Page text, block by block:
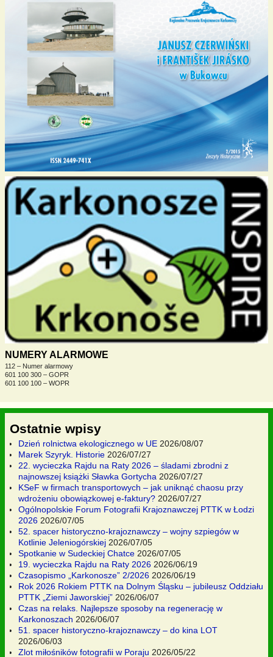
NUMERY ALARMOWE
112 – Numer alarmowy
601 100 300 – GOPR
601 100 100 – WOPR
Ostatnie wpisy
Dzień rolnictwa ekologicznego w UE 2026/08/07
Marek Szyryk. Historie 2026/07/27
22. wycieczka Rajdu na Raty 2026 – śladami zbrodni z
najnowszej książki Sławka Gortycha 2026/07/27
KSeF w firmach transportowych – jak uniknąć chaosu przy
wdrożeniu obowiązkowej e-faktury? 2026/07/27
Ogólnopolskie Forum Fotografii Krajoznawczej PTTK w Łodzi
2026 2026/07/05
52. spacer historyczno-krajoznawczy – wojny szpiegów w
Kotlinie Jeleniogórskiej 2026/07/05
Spotkanie w Sudeckiej Chatce 2026/07/05
19. wycieczka Rajdu na Raty 2026 2026/06/19
Czasopismo „Karkonosze” 2/2026 2026/06/19
Rok 2026 Rokiem PTTK na Dolnym Śląsku – jubileusz Oddziału
PTTK „Ziemi Jaworskiej” 2026/06/07
Czas na relaks. Najlepsze sposoby na regenerację w
Karkonoszach 2026/06/07
51. spacer historyczno-krajoznawczy – do kina LOT
2026/06/03
Zlot miłośników fotografii w Poraju 2026/05/22